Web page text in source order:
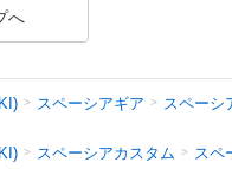
へ
スペーシアギア スペーシ
スペーシアカスタム スペ